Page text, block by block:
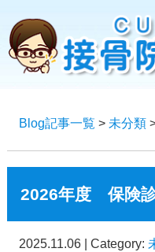
Blog記事一覧 > 未分類
2026年度 保険
2025.11.06 | Category: